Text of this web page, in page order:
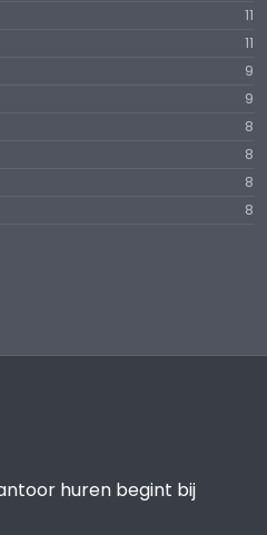
11
11
9
9
8
8
8
8
huren begint bij